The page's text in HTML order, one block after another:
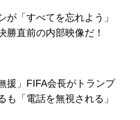
が「すべてを忘れよう」
勝直前の内部映像だ！
援」FIFA会長がトランプ
も「電話を無視される」